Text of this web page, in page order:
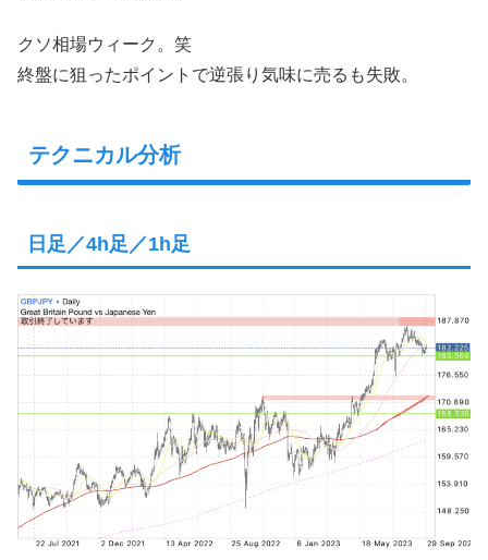
クソ相場ウィーク。笑
終盤に狙ったポイントで逆張り気味に売るも失敗。
テクニカル分析
日足／4h足／1h足